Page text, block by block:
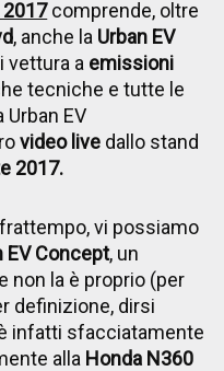
comprende, oltre
, anche la Urban EV
vettura a emissioni
tecniche e tutte le
EV
video live dallo stand
2017.
vi possiamo
EV Concept, un
non la è proprio (per
definizione, dirsi
infatti sfacciatamente
alla Honda N360